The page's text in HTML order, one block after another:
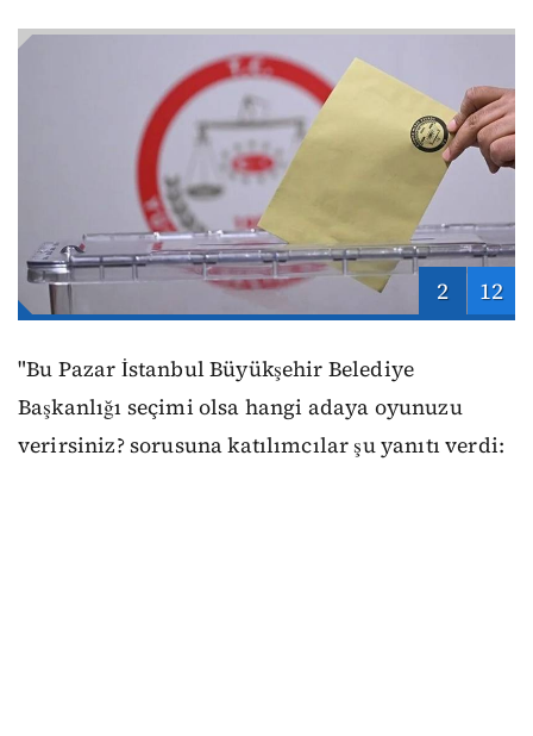
2 12
"Bu Pazar İstanbul Büyükşehir Belediye
Başkanlığı seçimi olsa hangi adaya oyunuzu
verirsiniz? sorusuna katılımcılar şu yanıtı verdi: